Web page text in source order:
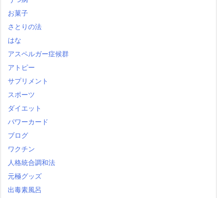
お菓子
さとりの法
はな
アスペルガー症候群
アトピー
サプリメント
スポーツ
ダイエット
パワーカード
ブログ
ワクチン
人格統合調和法
元極グッズ
出毒素風呂